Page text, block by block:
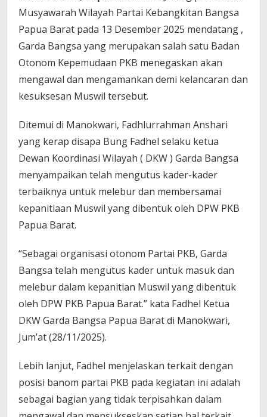
Musyawarah Wilayah Partai Kebangkitan Bangsa
Papua Barat pada 13 Desember 2025 mendatang ,
Garda Bangsa yang merupakan salah satu Badan
Otonom Kepemudaan PKB menegaskan akan
mengawal dan mengamankan demi kelancaran dan
kesuksesan Muswil tersebut.
Ditemui di Manokwari, Fadhlurrahman Anshari
yang kerap disapa Bung Fadhel selaku ketua
Dewan Koordinasi Wilayah ( DKW ) Garda Bangsa
menyampaikan telah mengutus kader-kader
terbaiknya untuk melebur dan membersamai
kepanitiaan Muswil yang dibentuk oleh DPW PKB
Papua Barat.
“Sebagai organisasi otonom Partai PKB, Garda
Bangsa telah mengutus kader untuk masuk dan
melebur dalam kepanitian Muswil yang dibentuk
oleh DPW PKB Papua Barat.” kata Fadhel Ketua
DKW Garda Bangsa Papua Barat di Manokwari,
Jum’at (28/11/2025).
Lebih lanjut, Fadhel menjelaskan terkait dengan
posisi banom partai PKB pada kegiatan ini adalah
sebagai bagian yang tidak terpisahkan dalam